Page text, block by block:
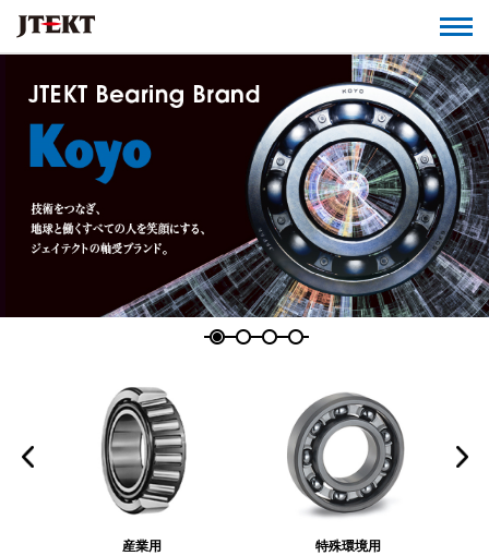
産業用
特殊環境用